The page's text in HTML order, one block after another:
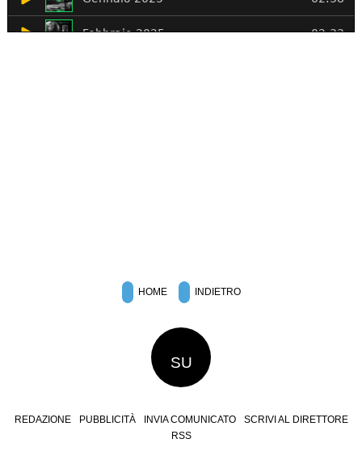
HOME INDIETRO
SU
REDAZIONE PUBBLICITÀ INVIA COMUNICATO
SCRIVI AL DIRETTORE
RSS